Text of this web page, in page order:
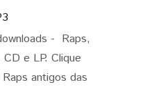
- Raps,
e LP. Clique
antigos das